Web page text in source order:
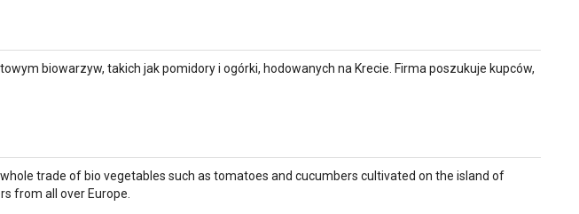
biowarzyw, takich jak pomidory i ogórki, hodowanych na Krecie. Firma poszukuje kupców,
trade of bio vegetables such as tomatoes and cucumbers cultivated on the island of
from all over Europe.